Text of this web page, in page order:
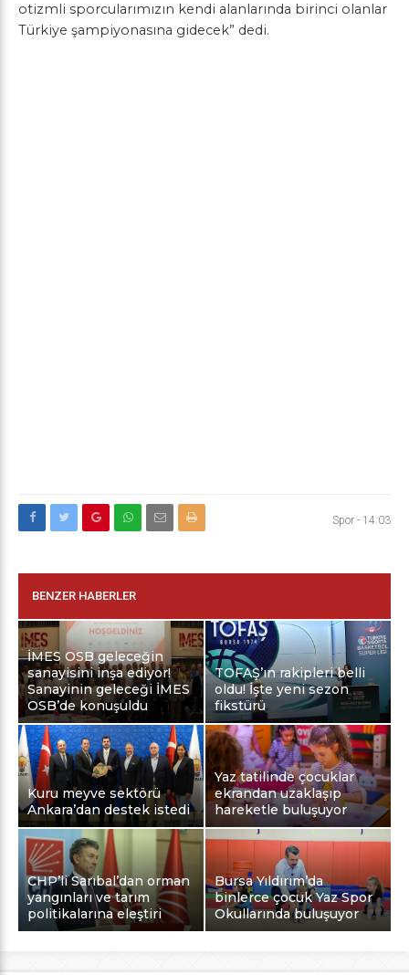
otizmli sporcularımızın kendi alanlarında birinci olanlar
Türkiye şampiyonasına gidecek” dedi.
Spor - 14:03
BENZER HABERLER
İMES OSB geleceğin
sanayisini inşa ediyor!
Sanayinin geleceği İMES
OSB’de konuşuldu
TOFAŞ’ın rakipleri belli
oldu! İşte yeni sezon
fikstürü
Kuru meyve sektörü
Ankara’dan destek istedi
Yaz tatilinde çocuklar
ekrandan uzaklaşıp
hareketle buluşuyor
CHP’li Sarıbal’dan orman
yangınları ve tarım
politikalarına eleştiri
Bursa Yıldırım’da
binlerce çocuk Yaz Spor
Okullarında buluşuyor